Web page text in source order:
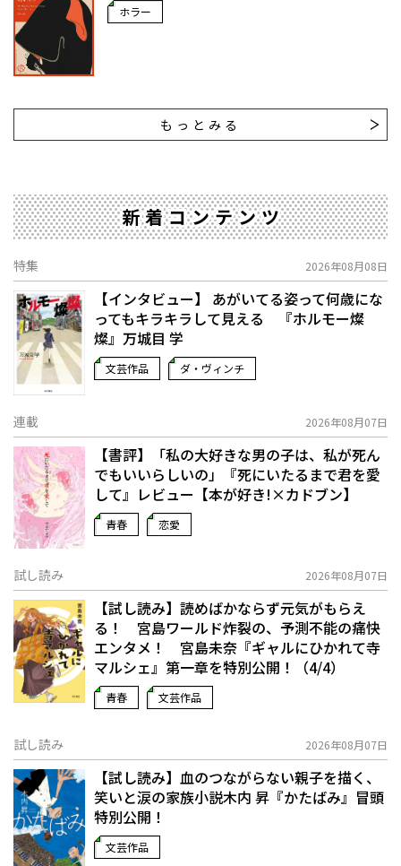
ホラー
もっとみる
新着コンテンツ
特集 2026年08月08日
【インタビュー】 あがいてる姿って何歳にな
ってもキラキラして見える 『ホルモー燦
燦』万城目 学
文芸作品 ダ・ヴィンチ
連載 2026年08月07日
【書評】「私の大好きな男の子は、私が死ん
でもいいらしいの」――『死にいたるまで君を愛
して』レビュー【本が好き!×カドブン】
青春 恋愛
試し読み 2026年08月07日
【試し読み】読めばかならず元気がもらえ
る！ 宮島ワールド炸裂の、予測不能の痛快
エンタメ！ 宮島未奈『ギャルにひかれて寺
マルシェ』第一章を特別公開！（4/4）
青春 文芸作品
試し読み 2026年08月07日
【試し読み】血のつながらない親子を描く、
笑いと涙の家族小説――木内 昇『かたばみ』冒頭
特別公開！
文芸作品